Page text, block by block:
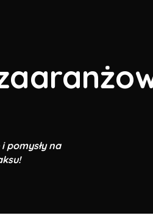
pomysły na